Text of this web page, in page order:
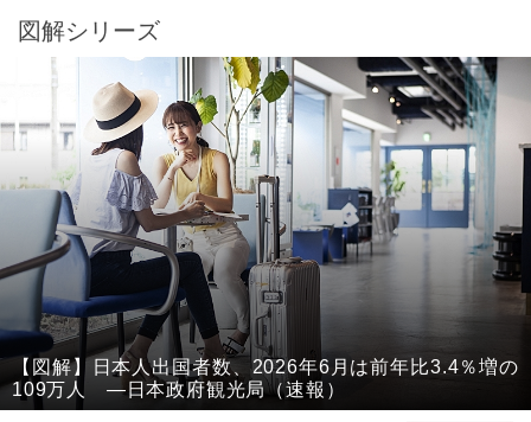
図解シリーズ
【図解】日本人出国者数、2026年6月は前年比3.4％増の
109万人 ―日本政府観光局（速報）